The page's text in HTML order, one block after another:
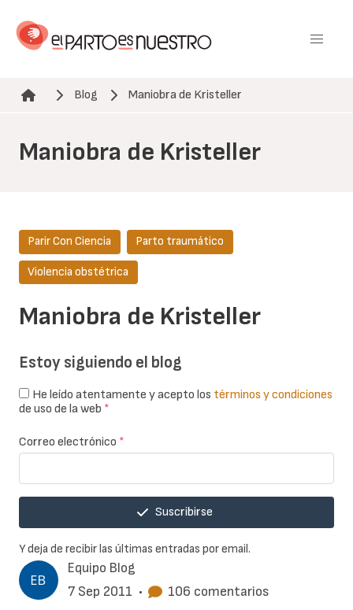
contenido
Ruta de navegación
Blog Maniobra de Kristeller
Maniobra de Kristeller
Equipo Blog
7 Sep 2011 • 106 comentarios
Maniobra de Kristeller
Parir Con Ciencia Parto traumático
Violencia obstétrica
Estoy siguiendo el blog
He leído atentamente y acepto los términos y condiciones
de uso de la web *
Correo electrónico *
Suscribirse
Y deja de recibir las últimas entradas por email.